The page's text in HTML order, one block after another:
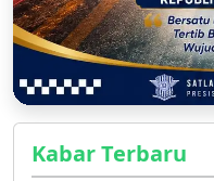
Kabar Terbaru